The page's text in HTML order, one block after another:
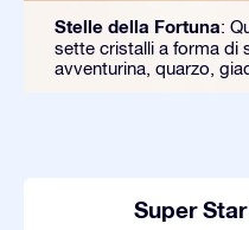
Stelle della Fortuna:
sette cristalli a forma di
avventurina, quarzo,
Super